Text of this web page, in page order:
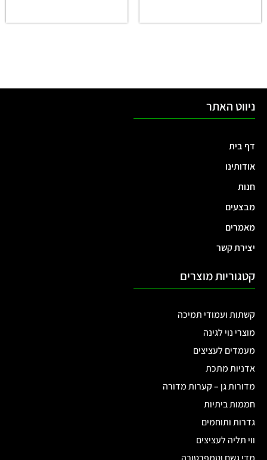
ניווט האתר
דף בית
אודותינו
חנות
מבצעים
מאמרים
יצירת קשר
קטגוריות מוצרים
קשתות ועמודי תמיכה
מוצרי נוי לגינה
מעמדים לעציצים
אדניות מתכת
מדורות גן – קערות מדורה
חממות ביתיות
גדרות ותוחמים
ווי תליה לעציצים